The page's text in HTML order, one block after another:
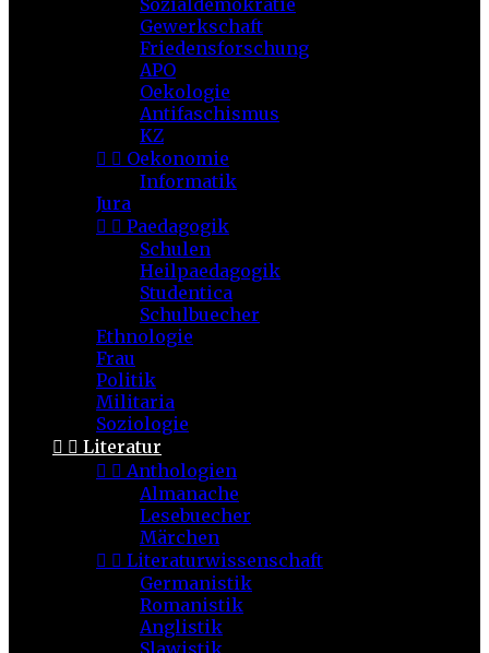
Sozialdemokratie
Gewerkschaft
Friedensforschung
APO
Oekologie
Antifaschismus
KZ
  Oekonomie
Informatik
Jura
  Paedagogik
Schulen
Heilpaedagogik
Studentica
Schulbuecher
Ethnologie
Frau
Politik
Militaria
Soziologie
  Literatur
  Anthologien
Almanache
Lesebuecher
Märchen
  Literaturwissenschaft
Germanistik
Romanistik
Anglistik
Slawistik